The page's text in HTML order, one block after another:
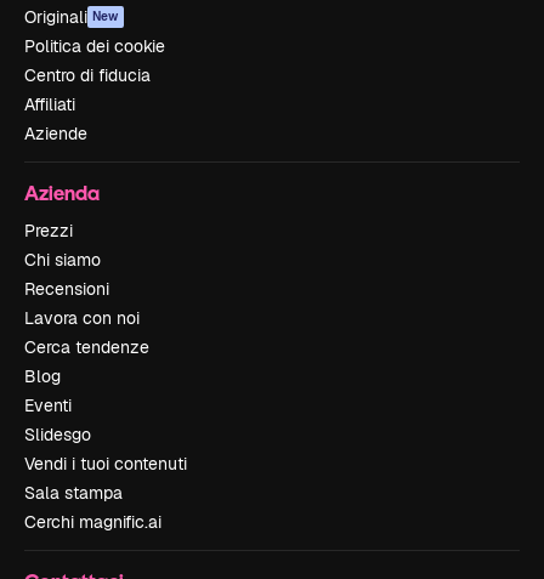
Originali New
Politica dei cookie
Centro di fiducia
Affiliati
Aziende
Azienda
Prezzi
Chi siamo
Recensioni
Lavora con noi
Cerca tendenze
Blog
Eventi
Slidesgo
Vendi i tuoi contenuti
Sala stampa
Cerchi magnific.ai